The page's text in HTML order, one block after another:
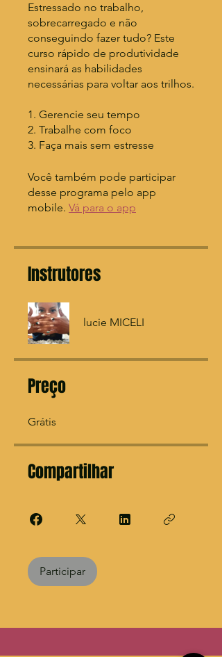
Estressado no trabalho,
sobrecarregado e não
conseguindo fazer tudo? Este
curso rápido de produtividade
ensinará as habilidades
necessárias para voltar aos trilhos.
1. Gerencie seu tempo
2. Trabalhe com foco
3. Faça mais sem estresse
Você também pode participar
desse programa pelo app
mobile. Vá para o app
Instrutores
lucie MICELI
Preço
Grátis
Compartilhar
Participar